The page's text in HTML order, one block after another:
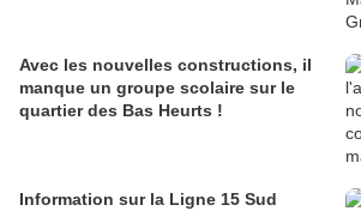
Avec les nouvelles constructions, il
manque un groupe scolaire sur le
quartier des Bas Heurts !
Information sur la Ligne 15 Sud